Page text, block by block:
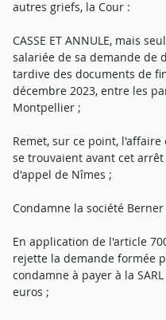
autres griefs, la Cour :
CASSE ET ANNULE, mais
salariée de sa demande de
tardive des documents de
décembre 2023, entre les
Montpellier ;
Remet, sur ce point,
se trouvaient avant cet
d'appel de Nîmes ;
Condamne la société
En application de l'article
rejette la demande formée
condamne à payer à la
euros ;